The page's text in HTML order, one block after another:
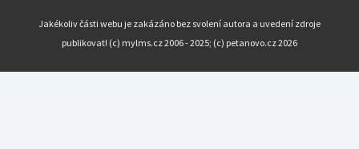
Jakékoliv části webu je zakázáno bez svolení autora a uvedení zdroje
publikovat! (c) mylms.cz 2006 - 2025; (c) petanovo.cz 2026